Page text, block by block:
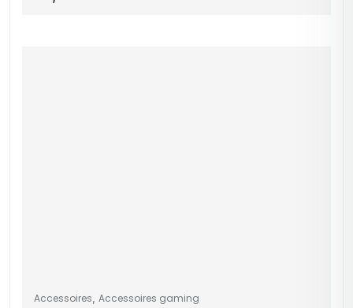
éclairage LED –
Accessoires, Accessoires gaming